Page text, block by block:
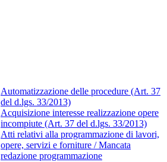
Automatizzazione delle procedure (Art. 37
del d.lgs. 33/2013)
Acquisizione interesse realizzazione opere
incompiute (Art. 37 del d.lgs. 33/2013)
Atti relativi alla programmazione di lavori,
opere, servizi e forniture / Mancata
redazione programmazione